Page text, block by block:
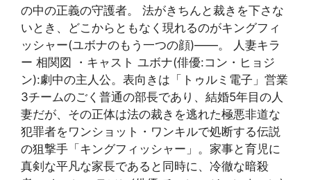
の中の正義の守護者。 法がきちんと裁きを下さな
いとき、どこからともなく現れるのがキングフィ
ッシャー(ユボナのもう一つの顔)――。 人妻キラ
ー 相関図 ・キャスト ユボナ(俳優:コン・ヒョジ
ン):劇中の主人公。表向きは「トゥルミ電子」営業
3チームのごく普通の部長であり、結婚5年目の人
妻だが、その正体は法の裁きを逃れた極悪非道な
犯罪者をワンショット・ワンキルで処断する伝説
の狙撃手「キングフィッシャー」。家事と育児に
真剣な平凡な家長であると同時に、冷徹な暗殺